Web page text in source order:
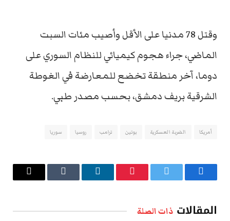
وقتل 78 مدنيا على الأقل وأصيب مئات السبت
الماضي، جراء هجوم كيميائي للنظام السوري على
دوما، آخر منطقة تخضع للمعارضة في الغوطة
الشرقية بريف دمشق، بحسب مصدر طبي.
أمريكا الضربة العسكرية بوتين ترامب روسيا سوريا
فيسبوك تويتر بينتيريستلينكدإن Tumblr
البريد
المقالات ذات الصلة